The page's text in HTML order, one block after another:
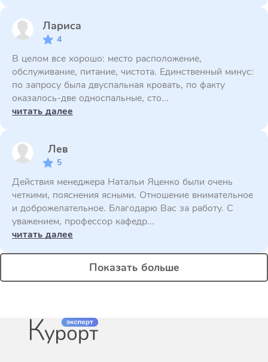
Лариса
4
В целом все хорошо: место расположение,
обслуживание, питание, чистота. Единственный минус:
по запросу была двуспальная кровать, по факту
оказалось-две односпальные, сто...
читать далее
Лев
5
Действия менеджера Натальи Яценко были очень
четкими, пояснения ясными. Отношение внимательное
и доброжелательное. Благодарю Вас за работу. С
уважением, профессор кафедр...
читать далее
Показать больше